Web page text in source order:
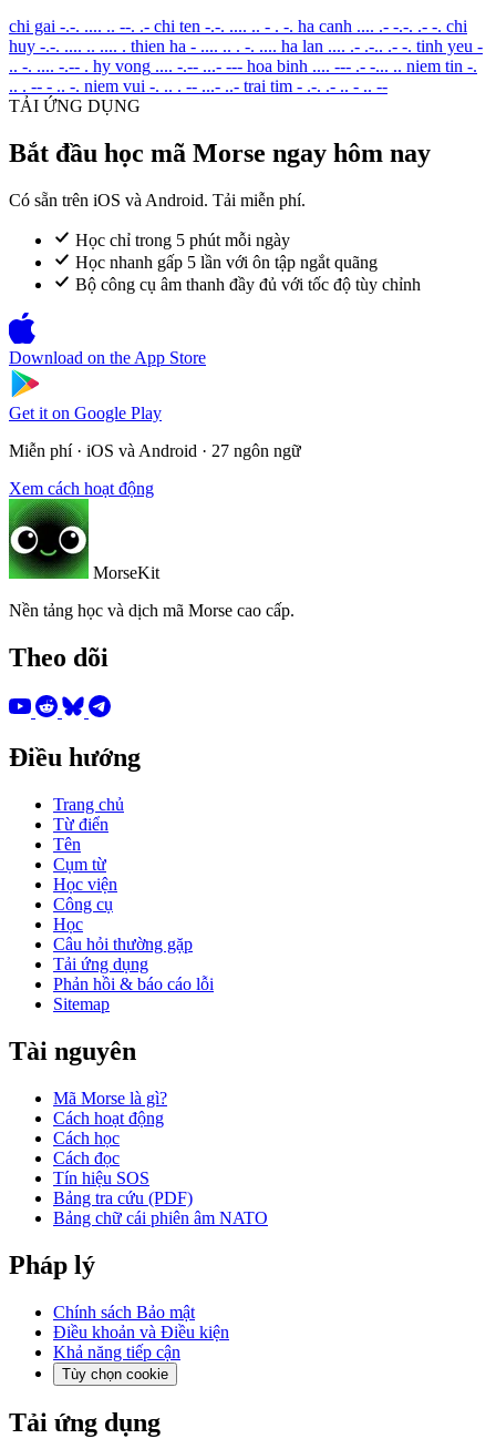
chi gai -.-. .... .. --. .- chi ten -.-. .... .. - . -. ha canh .... .- -.-. .- -. chi
huy -.-. .... .. .... . thien ha - .... .. . -. .... ha lan .... .- .-.. .- -. tinh yeu -
.. -. .... -.-- . hy vong .... -.-- ...- --- hoa binh .... --- .- -... .. niem tin -.
.. . -- - .. -. niem vui -. .. . -- ...- ..- trai tim - .-. .- .. - .. --
TẢI ỨNG DỤNG
Bắt đầu học mã Morse ngay hôm nay
Có sẵn trên iOS và Android. Tải miễn phí.
Học chỉ trong 5 phút mỗi ngày
Học nhanh gấp 5 lần với ôn tập ngắt quãng
Bộ công cụ âm thanh đầy đủ với tốc độ tùy chỉnh
Download on the App Store
Get it on Google Play
Miễn phí · iOS và Android · 27 ngôn ngữ
Xem cách hoạt động
MorseKit
Nền tảng học và dịch mã Morse cao cấp.
Theo dõi
Điều hướng
Trang chủ
Từ điển
Tên
Cụm từ
Học viện
Công cụ
Học
Câu hỏi thường gặp
Tải ứng dụng
Phản hồi & báo cáo lỗi
Sitemap
Tài nguyên
Mã Morse là gì?
Cách hoạt động
Cách học
Cách đọc
Tín hiệu SOS
Bảng tra cứu (PDF)
Bảng chữ cái phiên âm NATO
Pháp lý
Chính sách Bảo mật
Điều khoản và Điều kiện
Khả năng tiếp cận
Tùy chọn cookie
Tải ứng dụng